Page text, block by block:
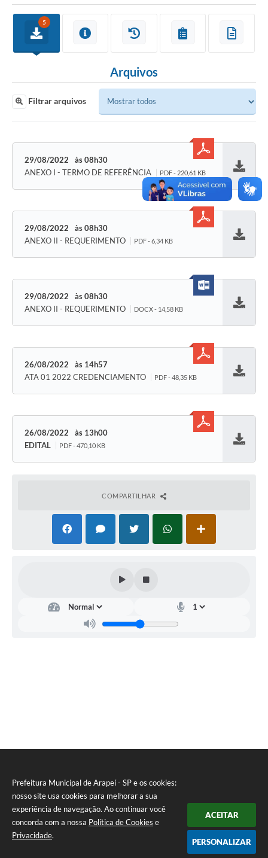
Prefeitura Municipal de Arapeí - SP e os cookies:
nosso site usa cookies para melhorar a sua
experiência de navegação. Ao continuar você
concorda com a nossa Política de Cookies e
Privacidade.
ACEITAR
PERSONALIZAR
Galeria de Fotos
Arquivos para Download
Carta de Serviço
Sabesp
Elektro
Contratos
Audiências Públicas
Publicações 3º Setor
Telefones Úteis
Agenda
5
Arquivos
Filtrar arquivos
29/08/2022
08h30
ANEXO I - TERMO DE REFERÊNCIA
PDF - 220,61 KB Baixar
29/08/2022
08h30
ANEXO II - REQUERIMENTO
PDF - 6,34 KB
29/08/2022
08h30
ANEXO II - REQUERIMENTO
DOCX - 14,58 KB
26/08/2022
14h57
ATA 01 2022 CREDENCIAMENTO
PDF - 48,35 KB
26/08/2022
13h00
EDITAL
PDF - 470,10 KB
COMPARTILHAR